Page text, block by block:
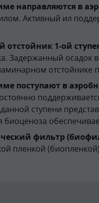
направляются в
Активный ил
отстойник 1-ой
Задержанный
отстойнике
поступают в
ступени
фильтр
пленкой